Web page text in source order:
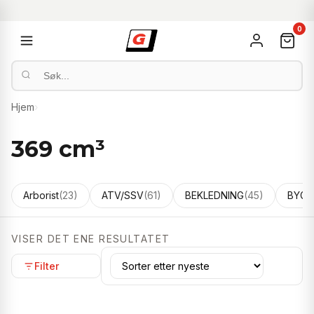
0
Hjem›
369 cm³
Arborist(23) ATV/SSV(61) BEKLEDNING(45)
Filter
VISER DET ENE RESULTATET